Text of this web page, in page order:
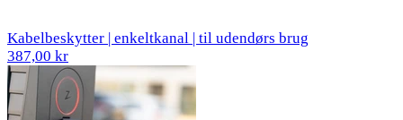
Kabelbeskytter | enkeltkanal | til udendørs brug
387,00 kr